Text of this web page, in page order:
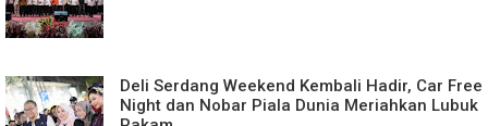
Deli Serdang Weekend Kembali Hadir, Car Free
Night dan Nobar Piala Dunia Meriahkan Lubuk